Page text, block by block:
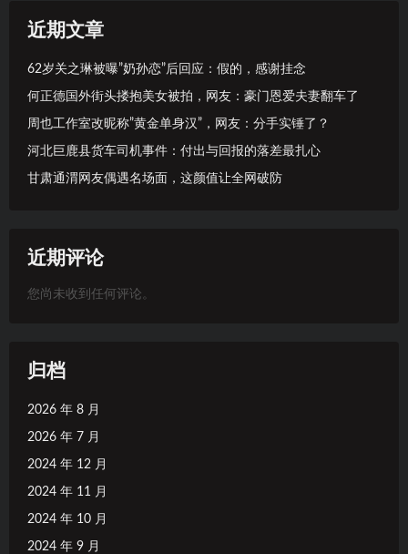
近期文章
62岁关之琳被曝”奶孙恋”后回应：假的，感谢挂念
何正德国外街头搂抱美女被拍，网友：豪门恩爱夫妻翻车了
周也工作室改昵称”黄金单身汉”，网友：分手实锤了？
河北巨鹿县货车司机事件：付出与回报的落差最扎心
甘肃通渭网友偶遇名场面，这颜值让全网破防
近期评论
您尚未收到任何评论。
归档
2026 年 8 月
2026 年 7 月
2024 年 12 月
2024 年 11 月
2024 年 10 月
2024 年 9 月